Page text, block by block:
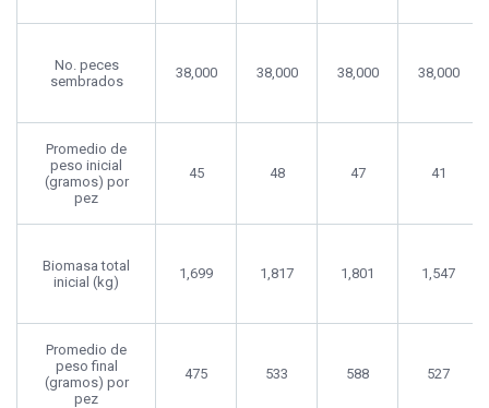
No. peces
sembrados
38,000 38,000 38,000 38,000
Promedio de
peso inicial
(gramos) por
pez
45 48 47 41
Biomasa total
inicial (kg)
1,699 1,817 1,801 1,547
Promedio de
peso final
(gramos) por
pez
475 533 588 527